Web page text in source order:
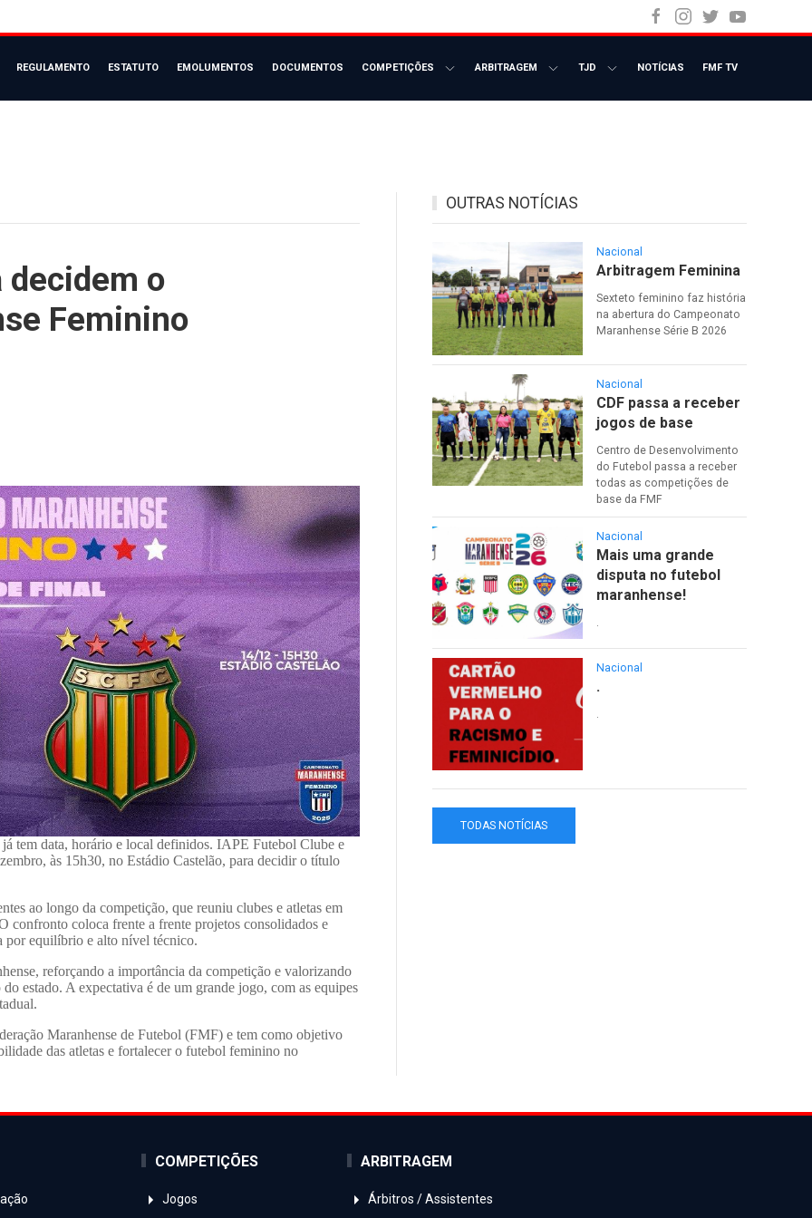
REGULAMENTO ESTATUTO EMOLUMENTOS DOCUMENTOS COMPETIÇÕES ARBITRAGEM TJD NOTÍCIAS FMF TV
decidem o
Feminino
já tem data, horário e local definidos. IAPE Futebol Clube e
, às 15h30, no Estádio Castelão, para decidir o título
ao longo da competição, que reuniu clubes e atletas em
coloca frente a frente projetos consolidados e
por equilíbrio e alto nível técnico.
reforçando a importância da competição e valorizando
estado. A expectativa é de um grande jogo, com as equipes
Maranhense de Futebol (FMF) e tem como objetivo
das atletas e fortalecer o futebol feminino no
OUTRAS NOTÍCIAS
Nacional
Arbitragem Feminina
Sexteto feminino faz história
na abertura do Campeonato
Maranhense Série B 2026
Nacional
CDF passa a receber
jogos de base
Centro de Desenvolvimento
do Futebol passa a receber
todas as competições de
base da FMF
Nacional
Mais uma grande
disputa no futebol
maranhense!
Nacional
.
.
TODAS NOTÍCIAS
COMPETIÇÕES
Jogos
ARBITRAGEM
Árbitros / Assistentes